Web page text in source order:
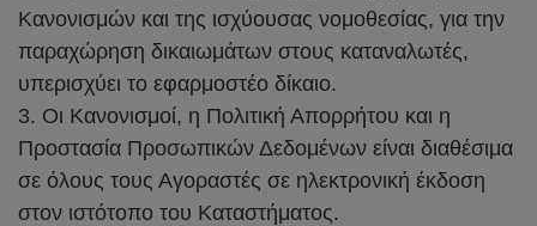
Κανονισμών και της ισχύουσας νομοθεσίας, για την
παραχώρηση δικαιωμάτων στους καταναλωτές,
υπερισχύει το εφαρμοστέο δίκαιο.
3. Οι Κανονισμοί, η Πολιτική Απορρήτου και η
Προστασία Προσωπικών Δεδομένων είναι διαθέσιμα
σε όλους τους Αγοραστές σε ηλεκτρονική έκδοση
στον ιστότοπο του Καταστήματος.